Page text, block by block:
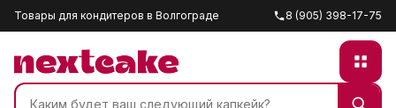
Товары для кондитеров в Волгограде 8 (905) 398-17-75